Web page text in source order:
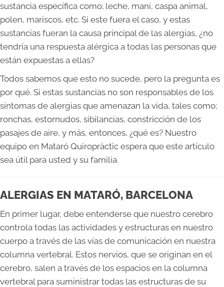
sustancia específica como; leche, maní, caspa animal,
polen, mariscos, etc. Si este fuera el caso, y estas
sustancias fueran la causa principal de las alergias, ¿no
tendría una respuesta alérgica a todas las personas que
están expuestas a ellas?
Todos sabemos que esto no sucede, pero la pregunta es
por qué. Si estas sustancias no son responsables de los
síntomas de alergias que amenazan la vida, tales como;
ronchas, estornudos, sibilancias, constricción de los
pasajes de aire, y más, entonces, ¿qué es? Nuestro
equipo en Mataró Quiropràctic espera que este artículo
sea útil para usted y su familia.
ALERGIAS EN MATARÓ, BARCELONA
En primer lugar, debe entenderse que nuestro cerebro
controla todas las actividades y estructuras en nuestro
cuerpo a través de las vías de comunicación en nuestra
columna vertebral. Estos nervios, que se originan en el
cerebro, salen a través de los espacios en la columna
vertebral para suministrar todas las estructuras de su